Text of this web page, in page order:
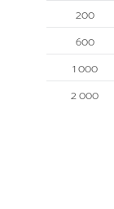
200
600
1 000
2 000